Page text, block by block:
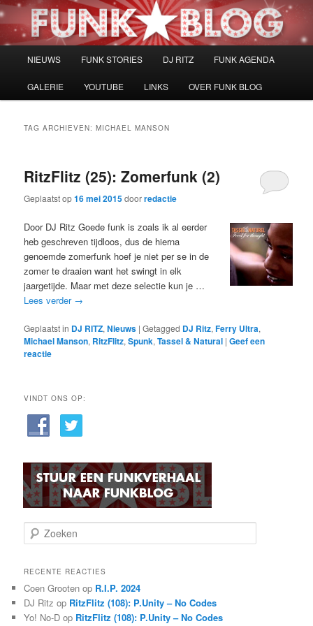
Spring
naar
Spring
naar
NIEUWS FUNK STORIES DJ RITZ FUNK AGENDA
GALERIE YOUTUBE LINKS OVER FUNK BLOG
TAG ARCHIEVEN:MICHAEL MANSON
RitzFlitz (25): Zomerfunk (2)
Geplaatst op16 mei 2015doorredactie
Door DJ Ritz Goede funk is zoals ik al eerder
heb geschreven tijdloos, dus de hierna
genoemde zomerfunk hoef je niet per se in de
zomer te draaien want het swingt in elk
jaargetijde. Maar met deze selectie kun je …
Lees verder →
Geplaatst in DJ RITZ,Nieuws |Getagged DJ Ritz,Ferry Ultra,
Michael Manson, RitzFlitz,Spunk,Tassel & Natural |Geef een
reactie
VINDT ONS OP:
o
k
n
RECENTE REACTIES
Coen Grooten op R.I.P. 2024
DJ Ritz op RitzFlitz (108): P.Unity – No Codes
Yo! No-D op RitzFlitz (108): P.Unity – No Codes